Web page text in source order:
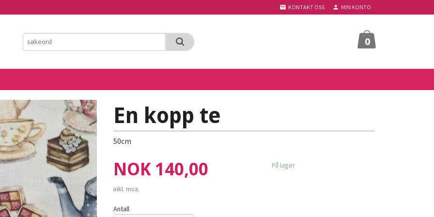
KONTAKT OSS MIN KONTO
0
En kopp te
50cm
Pris
NOK 140,00
inkl. mva.
På lager
Antall